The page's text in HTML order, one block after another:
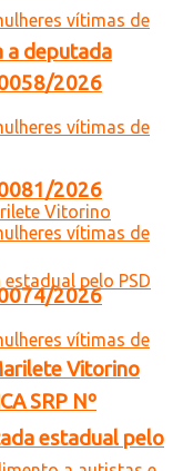
a deputada
Vitorino
estadual pelo
2026
2026
2026
SRP Nº